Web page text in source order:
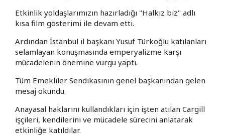
Etkinlik yoldaşlarımızın hazırladığı "Halkız biz" adlı
kısa film gösterimi ile devam etti.
Ardından İstanbul il başkanı Yusuf Türkoğlu katılanları
selamlayan konuşmasında emperyalizme karşı
mücadelenin önemine vurgu yaptı.
Tüm Emekliler Sendikasının genel başkanından gelen
mesaj okundu.
Anayasal haklarını kullandıkları için işten atılan Cargill
işçileri, kendilerini ve mücadele sürecini anlatarak
etkinliğe katıldılar.